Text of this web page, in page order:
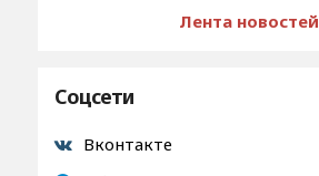
Лента новостей
Соцсети
Вконтакте